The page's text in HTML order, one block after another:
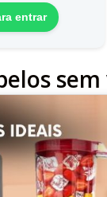
entrar